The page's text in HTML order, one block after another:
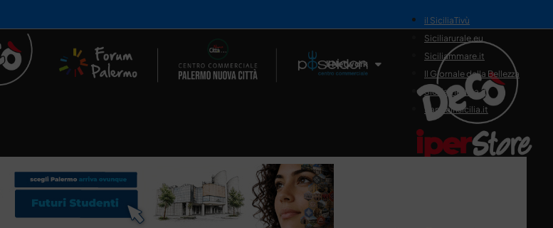
Il Network
il SiciliaTivù
Siciliarurale.eu
Siciliammare.it
Il Giornale della Bellezza
Siciliamedica.it
Sanitainsicilia.it